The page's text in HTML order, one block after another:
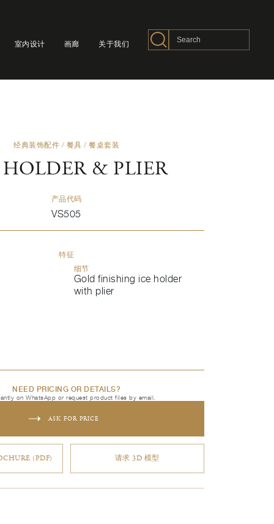
室内设计 画廊 关于我们
经典装饰配件 / 餐具 / 餐桌套装
& PLIER
产品代码
VS505
特征
细节
Gold finishing ice holder
with plier
NEED PRICING OR DETAILS?
on WhatsApp or request product files by email.
ASK FOR PRICE
(PDF) 请求 3D 模型